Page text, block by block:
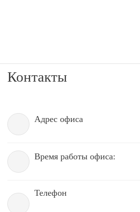
Контакты
Адрес офиса
Время работы офиса:
Телефон